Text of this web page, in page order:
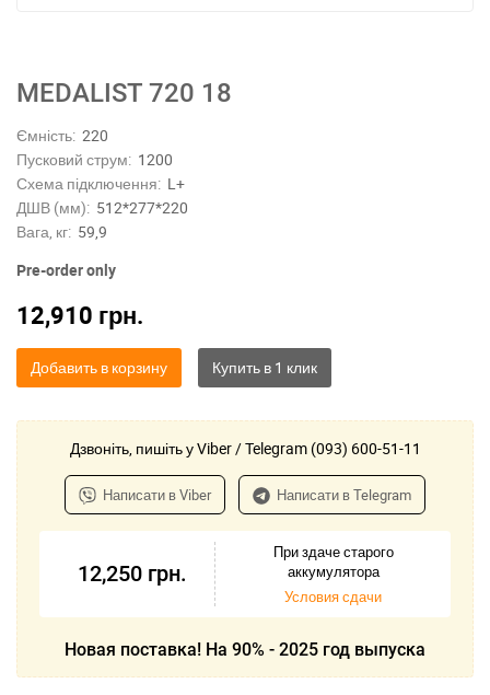
MEDALIST 720 18
Ємність: 220
Пусковий струм: 1200
Схема підключення: L+
ДШВ (мм): 512*277*220
Вага, кг: 59,9
Pre-order only
12,910 грн.
Добавить в корзину
Дзвоніть, пишіть у Viber / Telegram (093) 600-51-11
Написати в Viber Написати в Telegram
12,250 грн.
При здаче старого
аккумулятора
Условия сдачи
Новая поставка! На 90% - 2025 год выпуска